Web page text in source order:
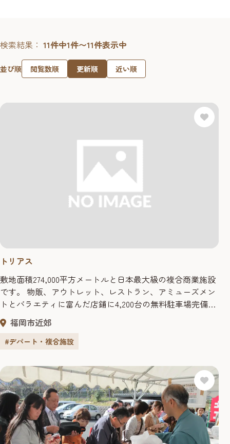
検索結果： 11件中1件〜11件表示中
並び順 閲覧数順 更新順 近い順
トリアス
敷地面積274,000平方メートルと日本最大級の複合商業施設
です。 物販、アウトレット、レストラン、アミューズメン
トとバラエティに富んだ店鋪に4,200台の無料駐車場完備と
時間をきにせず楽しめます。
福岡市近郊
#デパート・複合施設